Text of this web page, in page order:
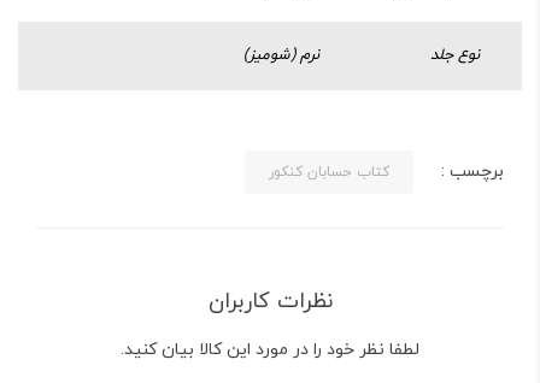
نوع جلد نرم (شومیز)
برچسب : کتاب حسابان کنکور
نظرات کاربران
لطفا نظر خود را در مورد این کالا بیان کنید.